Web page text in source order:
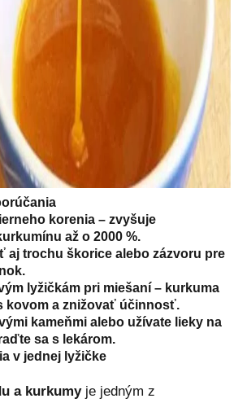
korenia – zvyšuje
až o 2000 %.
aj trochu škorice alebo zázvoru pre
lyžičkám pri miešaní – kurkuma
kovom a znižovať účinnosť.
kameňmi alebo užívate lieky na
sa s lekárom.
v jednej lyžičke
a kurkumyje jedným z